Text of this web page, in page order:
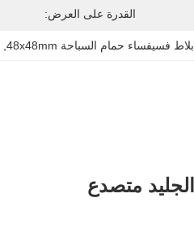
القدرة على العرض:
بلاط فسيفساء حمام السباحة 48x48mm